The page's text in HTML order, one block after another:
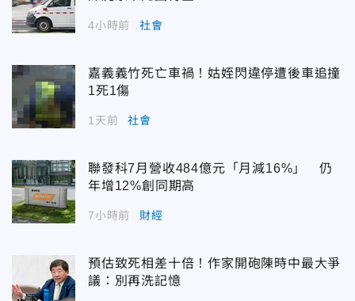
4小時前 社會
嘉義義竹死亡車禍！姑姪閃違停遭後車追撞
1死1傷
1天前 社會
聯發科7月營收484億元「月減16%」 仍
年增12%創同期高
7小時前 財經
預估致死相差十倍！作家開砲陳時中最大爭
議：別再洗記憶